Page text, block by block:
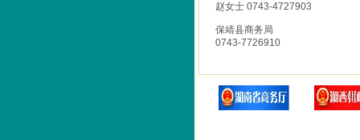
赵女士 0743-4727903
保靖县商务局
0743-7726910